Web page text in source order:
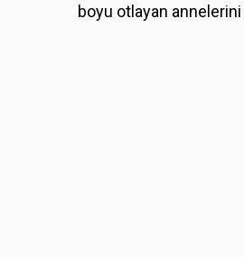
boyu otlayan annelerini